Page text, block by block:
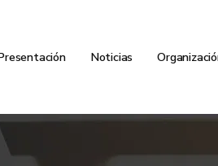
Noticias